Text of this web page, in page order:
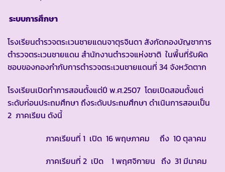
ระบบการศึกษา
โรงเรียนตำรวจตระเวนชายแดนจาตุรจินดา สังกัดกองบัญชาการ
ตำรวจตระเวนชายแดน สำนักงานตำรวจแห่งชาติ ในพื้นที่รับผิด
ชอบของกองกำกับการตำรวจตระเวนชายแดนที่ 34 จังหวัดตาก
โรงเรียนเปิดทำการสอนตั้งแต่ปี พ.ศ.2507 โดยเปิดสอนตั้งแต่
ระดับก่อนประถมศึกษา ถึงระดับประถมศึกษา ดำเนินการสอนเป็น
2 ภาคเรียน ดังนี้
ภาคเรียนที่ 1 เปิด 16 พฤษภาคม ถึง 10 ตุลาคม
ภาคเรียนที่ 2 เปิด 1 พฤศจิกายน ถึง 31 มีนาคม